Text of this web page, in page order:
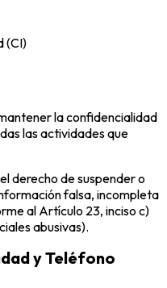
(CI)
la confidencialidad
las actividades que
derecho de suspender o
falsa, incompleta
al Artículo 23, inciso c)
abusivas).
y Teléfono